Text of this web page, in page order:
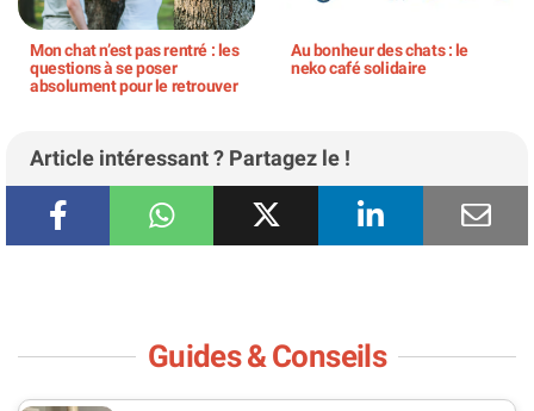
Mon chat n’est pas rentré : les
questions à se poser
absolument pour le retrouver
Au bonheur des chats : le
neko café solidaire
Article intéressant ? Partagez le !
Guides & Conseils